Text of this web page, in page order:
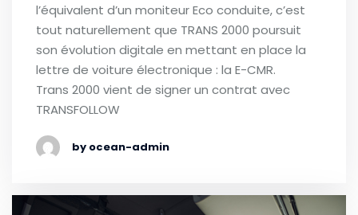
l’équivalent d’un moniteur Eco conduite, c’est
tout naturellement que TRANS 2000 poursuit
son évolution digitale en mettant en place la
lettre de voiture électronique : la E-CMR.
Trans 2000 vient de signer un contrat avec
TRANSFOLLOW
by ocean-admin